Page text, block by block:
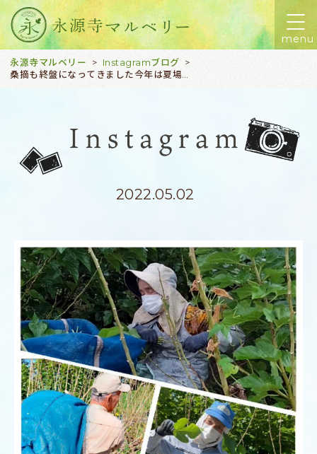
menu
永源寺マルベリー > Instagramブログ >
2022.05.02